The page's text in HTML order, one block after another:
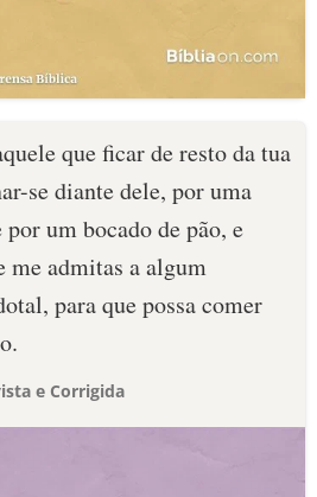
que ficar de resto da tua
se diante dele, por uma
um bocado de pão, e
me admitas a algum
para que possa comer
e Corrigida